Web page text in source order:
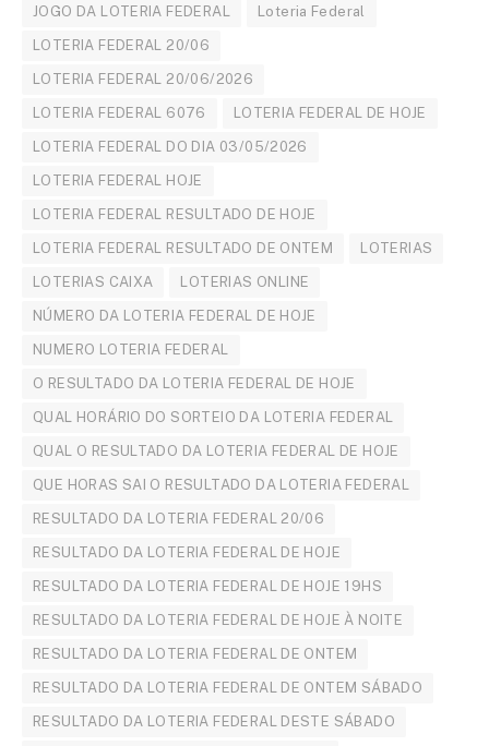
JOGO DA LOTERIA FEDERAL Loteria Federal
LOTERIA FEDERAL 20/06
LOTERIA FEDERAL 20/06/2026
LOTERIA FEDERAL 6076 LOTERIA FEDERAL DE HOJE
LOTERIA FEDERAL DO DIA 03/05/2026
LOTERIA FEDERAL HOJE
LOTERIA FEDERAL RESULTADO DE HOJE
LOTERIA FEDERAL RESULTADO DE ONTEM LOTERIAS
LOTERIAS CAIXA LOTERIAS ONLINE
NÚMERO DA LOTERIA FEDERAL DE HOJE
NUMERO LOTERIA FEDERAL
O RESULTADO DA LOTERIA FEDERAL DE HOJE
QUAL HORÁRIO DO SORTEIO DA LOTERIA FEDERAL
QUAL O RESULTADO DA LOTERIA FEDERAL DE HOJE
QUE HORAS SAI O RESULTADO DA LOTERIA FEDERAL
RESULTADO DA LOTERIA FEDERAL 20/06
RESULTADO DA LOTERIA FEDERAL DE HOJE
RESULTADO DA LOTERIA FEDERAL DE HOJE 19HS
RESULTADO DA LOTERIA FEDERAL DE HOJE À NOITE
RESULTADO DA LOTERIA FEDERAL DE ONTEM
RESULTADO DA LOTERIA FEDERAL DE ONTEM SÁBADO
RESULTADO DA LOTERIA FEDERAL DESTE SÁBADO